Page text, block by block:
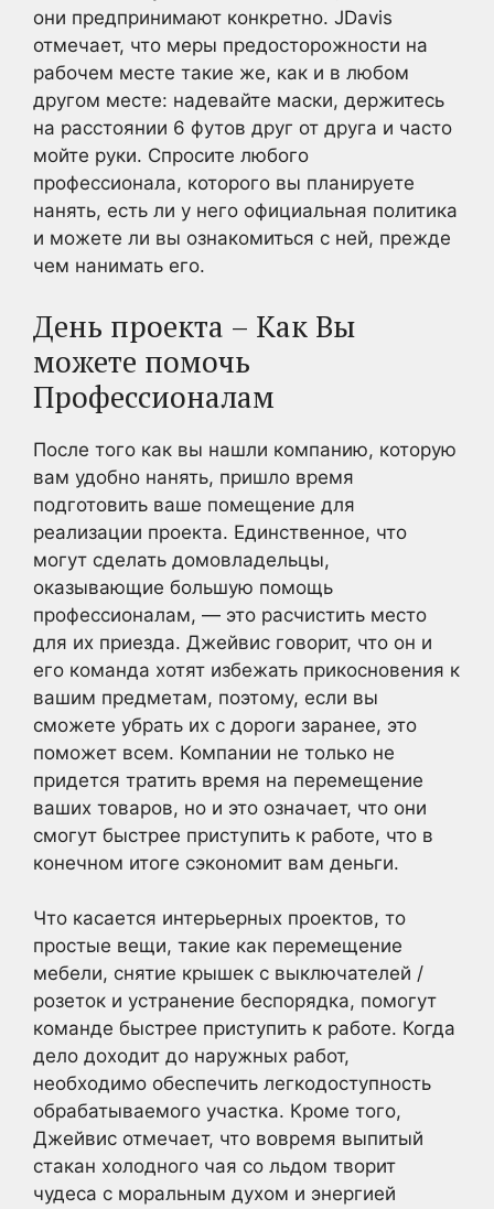
они предпринимают конкретно. JDavis
отмечает, что меры предосторожности на
рабочем месте такие же, как и в любом
другом месте: надевайте маски, держитесь
на расстоянии 6 футов друг от друга и часто
мойте руки. Спросите любого
профессионала, которого вы планируете
нанять, есть ли у него официальная политика
и можете ли вы ознакомиться с ней, прежде
чем нанимать его.
День проекта – Как Вы
можете помочь
Профессионалам
После того как вы нашли компанию, которую
вам удобно нанять, пришло время
подготовить ваше помещение для
реализации проекта. Единственное, что
могут сделать домовладельцы,
оказывающие большую помощь
профессионалам, — это расчистить место
для их приезда. Джейвис говорит, что он и
его команда хотят избежать прикосновения к
вашим предметам, поэтому, если вы
сможете убрать их с дороги заранее, это
поможет всем. Компании не только не
придется тратить время на перемещение
ваших товаров, но и это означает, что они
смогут быстрее приступить к работе, что в
конечном итоге сэкономит вам деньги.
Что касается интерьерных проектов, то
простые вещи, такие как перемещение
мебели, снятие крышек с выключателей /
розеток и устранение беспорядка, помогут
команде быстрее приступить к работе. Когда
дело доходит до наружных работ,
необходимо обеспечить легкодоступность
обрабатываемого участка. Кроме того,
Джейвис отмечает, что вовремя выпитый
стакан холодного чая со льдом творит
чудеса с моральным духом и энергией